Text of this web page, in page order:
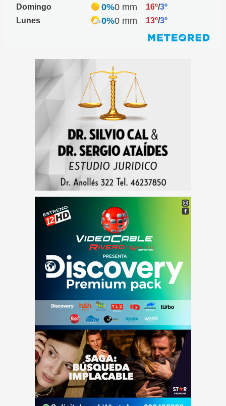
Domingo
0%0 mm 16º/3º
Lunes
0%0 mm 13º/3º